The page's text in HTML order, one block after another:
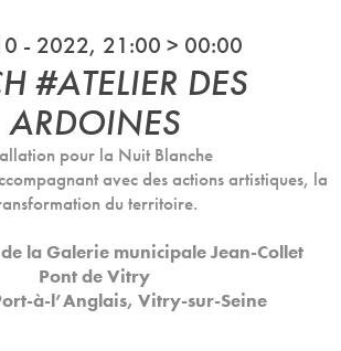
- 2022, 21:00 > 00:00
#ATELIER DES
ARDOINES
pour la Nuit Blanche
avec des actions artistiques, la
du territoire.
la Galerie municipale Jean-Collet
Pont de Vitry
à-l’Anglais, Vitry-sur-Seine